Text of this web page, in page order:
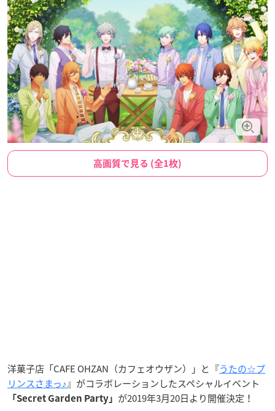
高画質で見る (全1枚)
洋菓子店「CAFE OHZAN（カフェオウザン）」と『うたの☆プ
リンスさまっ♪』がコラボレーションしたスペシャルイベント
「Secret Garden Party」 が2019年3月20日より開催決定！